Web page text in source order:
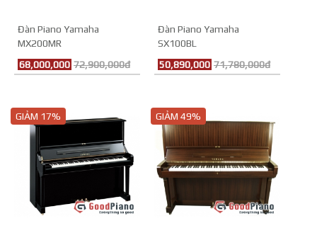
Đàn Piano Yamaha
MX200MR
68,000,000 72,900,000đ
Đàn Piano Yamaha
SX100BL
50,890,000 71,780,000đ
GIẢM 17% GIẢM 49%